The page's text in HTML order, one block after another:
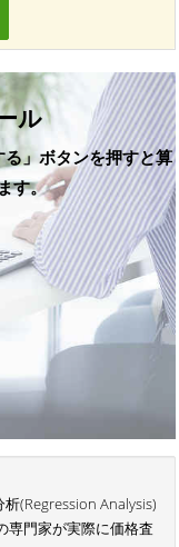
ル
る」ボタンを押すと算
す。
(Regression Analysis)
専門家が実際に価格査